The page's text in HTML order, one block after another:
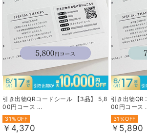
引き出物QRコードシール 【3品】 5,8
00円コース ...
31％OFF
￥4,370
引き出物QR
00円コース
31％OFF
￥5,890